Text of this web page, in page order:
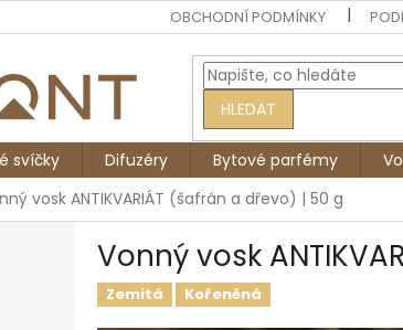
OBCHODNÍ PODMÍNKY
HLEDAT
svíčky Difuzéry Bytové parfémy
vosk ANTIKVARIÁT (šafrán a dřevo) | 50 g
Vonný vosk
Zemitá Kořeněná